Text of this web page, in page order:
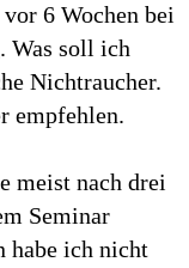
6 Wochen bei
Was soll ich
Nichtraucher.
empfehlen.
meist nach drei
Seminar
habe ich nicht